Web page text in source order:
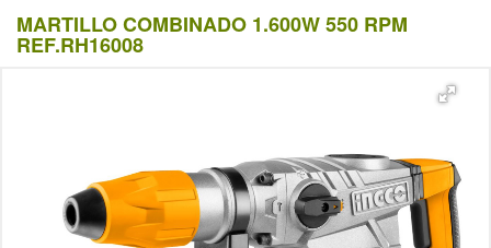
MARTILLO COMBINADO 1.600W 550 RPM
REF.RH16008